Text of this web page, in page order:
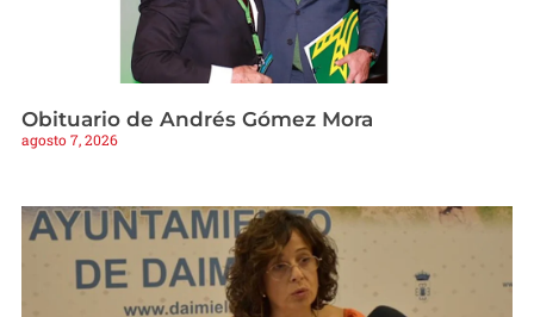
Obituario de Andrés Gómez Mora
agosto 7, 2026